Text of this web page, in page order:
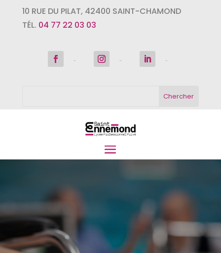
10 RUE DU PILAT, 42400 SAINT-CHAMOND
TÉL. 04 77 22 03 03